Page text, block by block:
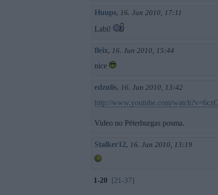
Huups, 16. Jun 2010, 17:11
Labi!
fleix, 16. Jun 2010, 15:44
nice
edzulis, 16. Jun 2010, 13:42
http://www.youtube.com/
Video no Pēterburgas posma.
Stalker12, 16. Jun 2010, 13:19
1-20 [21-37]